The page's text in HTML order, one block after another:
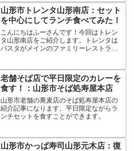
674-6979住所 山形市五日町７−１３営
業時間 11...
山形市トレンタ山形南店：セット
を中心にしてランチ食べてみた！
こんにちはふーさんです！今回はトレン
タ山形南店をご紹介します。トレンタは
パスタがメインのファミリーレストラン
ンのレストランチェーンになります。東
北に20店舗あります。 ...
老舗そば店で平日限定のカレーを
食す！：山形市そば処寿屋本店
山形市老舗の蕎麦店のそば処寿屋本店の
紹介記事になります。平日限定ながらラ
ンチセットを食すことができます。
山形市かっぱ寿司山形元木店：復